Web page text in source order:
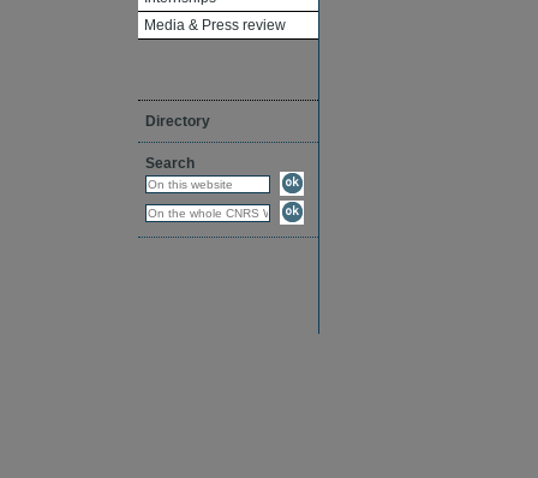
Media & Press review
Directory
Search